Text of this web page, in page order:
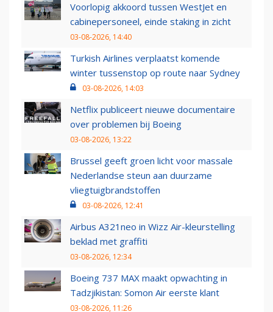
Voorlopig akkoord tussen WestJet en
cabinepersoneel, einde staking in zicht
03-08-2026, 14:40
Turkish Airlines verplaatst komende
winter tussenstop op route naar Sydney
03-08-2026, 14:03
Netflix publiceert nieuwe documentaire
over problemen bij Boeing
03-08-2026, 13:22
Brussel geeft groen licht voor massale
Nederlandse steun aan duurzame
vliegtuigbrandstoffen
03-08-2026, 12:41
Airbus A321neo in Wizz Air-kleurstelling
beklad met graffiti
03-08-2026, 12:34
Boeing 737 MAX maakt opwachting in
Tadzjikistan: Somon Air eerste klant
03-08-2026, 11:26